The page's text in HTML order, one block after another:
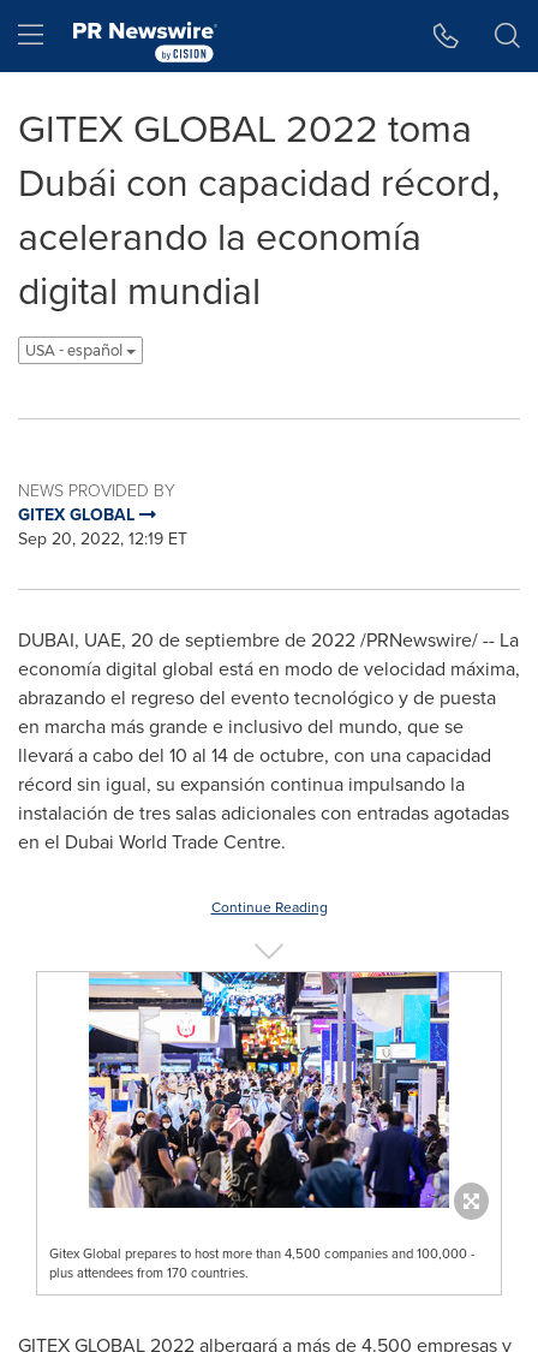
Hamburger menu
GITEX GLOBAL 2022 toma
Dubái con capacidad récord,
acelerando la economía
digital mundial
USA - español
NEWS PROVIDED BY
GITEX GLOBAL
Sep 20, 2022, 12:19 ET
DUBAI, UAE, 20 de septiembre de 2022/PRNewswire/ -- La
economía digital global está en modo de velocidad máxima,
abrazando el regreso del evento tecnológico y de puesta
en marcha más grande e inclusivo del mundo, que se
llevará a cabo del 10 al 14 de octubre, con una capacidad
récord sin igual, su expansión continua impulsando la
instalación de tres salas adicionales con entradas agotadas
en el Dubai World Trade Centre.
Continue Reading
Gitex Global prepares to host more than 4,500 companies and 100,000 -
plus attendees from 170 countries.
GITEX GLOBAL 2022 albergará a más de 4.500 empresas y